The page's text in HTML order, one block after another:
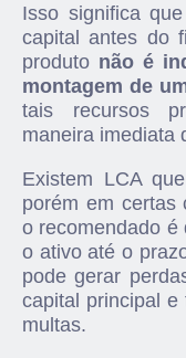
Isso significa
capital antes do
produto não é
montagem de
tais recursos
maneira imediata
Existem LCA
porém em certas
o recomendado é
o ativo até o
pode gerar
capital principal e
multas.